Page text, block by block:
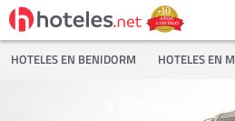
HOTELES EN BENIDORM HOTELES EN
Hoteles en Out